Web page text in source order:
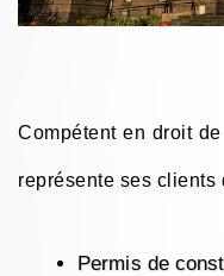
Compétent en droit
représente ses clients
Permis de